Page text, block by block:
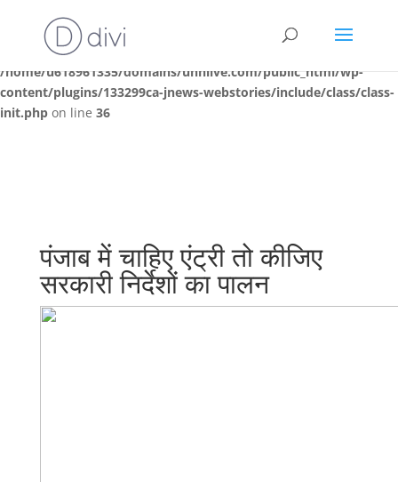
Deprecated: Creation of dynamic property
JNews\WEBSTORIES\Init::$webstories is deprecated in
/home/u618961335/domains/unnlive.com/public_html/wp-
content/plugins/133299ca-jnews-webstories/include/class/class-
init.php on line 36
पंजाब में चाहिए एंट्री तो कीजिए
सरकारी निर्देशों का पालन